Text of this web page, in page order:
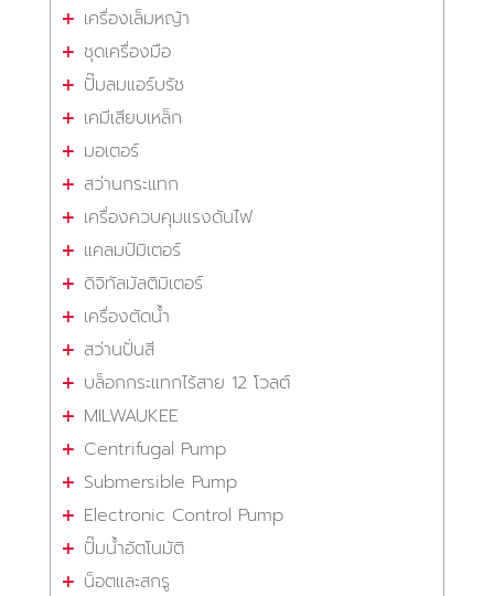
เครื่องเล็มหญ้า
ชุดเครื่องมือ
ปั๊มลมแอร์บรัช
เคมีเสียบเหล็ก
มอเตอร์
สว่านกระแทก
เครื่องควบคุมแรงดันไฟ
แคลมป์มิเตอร์
ดิจิทัลมัลติมิเตอร์
เครื่องตัดน้ำ
สว่านปั่นสี
บล็อกกระแทกไร้สาย 12 โวลต์
MILWAUKEE
Centrifugal Pump
Submersible Pump
Electronic Control Pump
ปั๊มน้ำอัตโนมัติ
น็อตและสกรู